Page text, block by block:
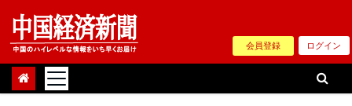
Skip
content
会員登録 ログイン